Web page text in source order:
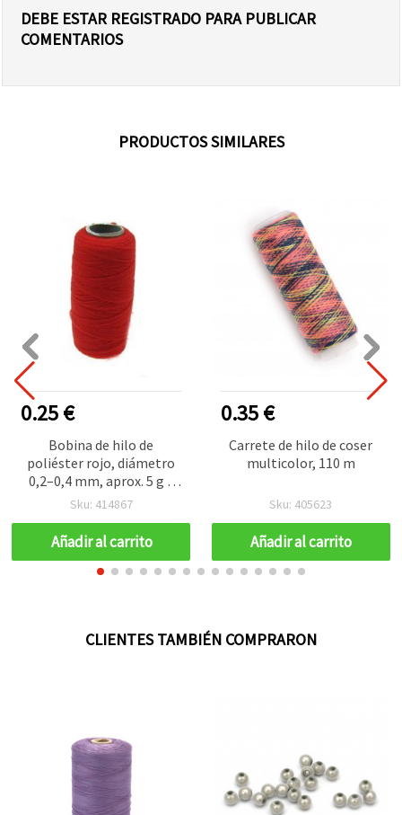
DEBE ESTAR REGISTRADO PARA PUBLICAR
COMENTARIOS
PRODUCTOS SIMILARES
0.25 €
Bobina de hilo de
poliéster rojo, diámetro
0,2–0,4 mm, aprox. 5 g –
Hilo fino y resistente para
bisutería, joyería, costura
a mano, bordado y
proyectos DIY
Sku: 414867
Añadir al carrito
0.35 €
Carrete de hilo de coser
multicolor, 110 m
Sku: 405623
Añadir al carrito
CLIENTES TAMBIÉN COMPRARON